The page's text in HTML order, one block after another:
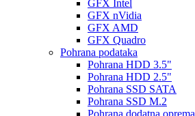
GFX Intel
GFX nVidia
GFX AMD
GFX Quadro
Pohrana podataka
Pohrana HDD 3.5"
Pohrana HDD 2.5"
Pohrana SSD SATA
Pohrana SSD M.2
Pohrana dodatna oprema